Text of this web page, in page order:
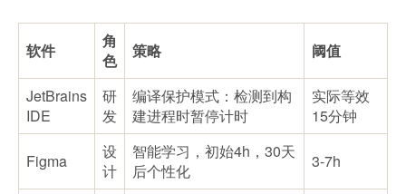
软件
角
色
策略 阈值
JetBrains
IDE
研
发
编译保护模式：检测到构
建进程时暂停计时
实际等效
15分钟
Figma
设
计
智能学习，初始4h，30天
后个性化
3-7h